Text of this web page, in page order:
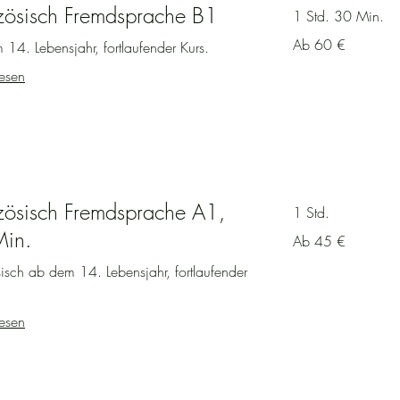
werden.
per Rechnung bezahlt. Die Rechnung wird
buchen“.
erhalten Sie eine Bestätigung per E-Mail.
Fremdsprache B1
14. Lebensjahr, fortlaufender Kurs.
1 Std. 30 Min.
60
Ab 60 €
Fremdsprache A1,
ab dem 14. Lebensjahr, fortlaufender
1 Std.
45
Ab 45 €